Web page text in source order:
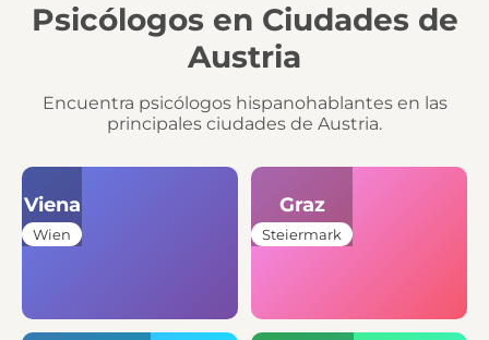
Psicólogos en Ciudades de
Austria
Encuentra psicólogos hispanohablantes en las
principales ciudades de Austria.
Viena
Wien
Graz
Steiermark